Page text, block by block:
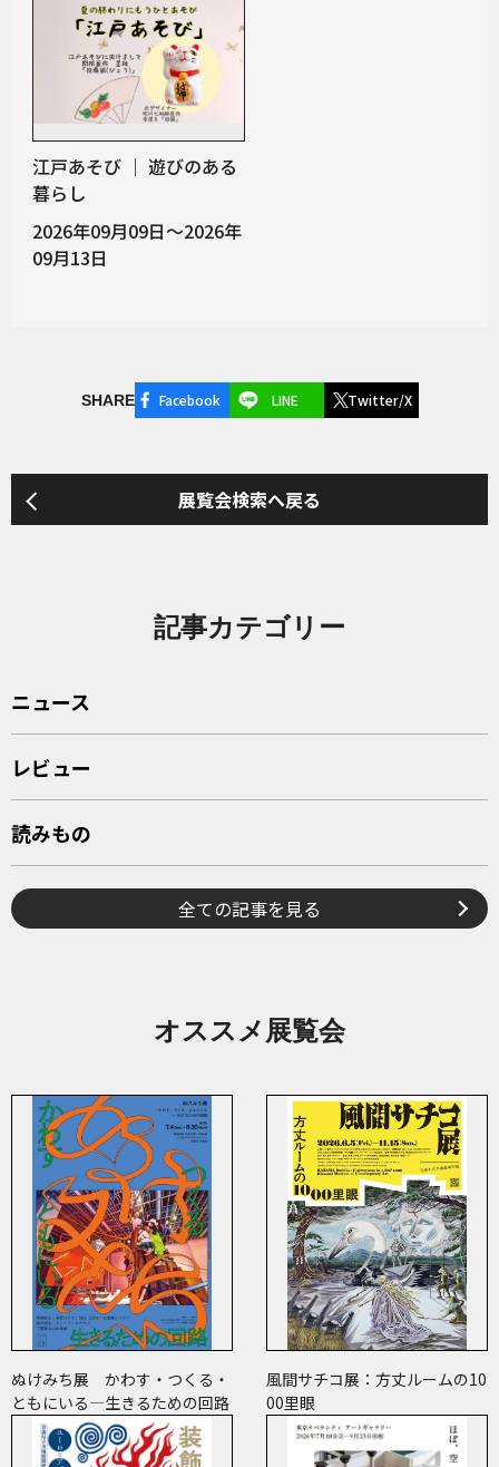
江戸あそび ｜ 遊びのある
暮らし
2026年09月09日～2026年
09月13日
SHARE Facebook LINE Twitter/X
展覧会検索へ戻る
記事カテゴリー
ニュース
レビュー
読みもの
全ての記事を見る
オススメ展覧会
ぬけみち展 かわす・つくる・
ともにいる―生きるための回路
風間サチコ展：方丈ルームの10
00里眼